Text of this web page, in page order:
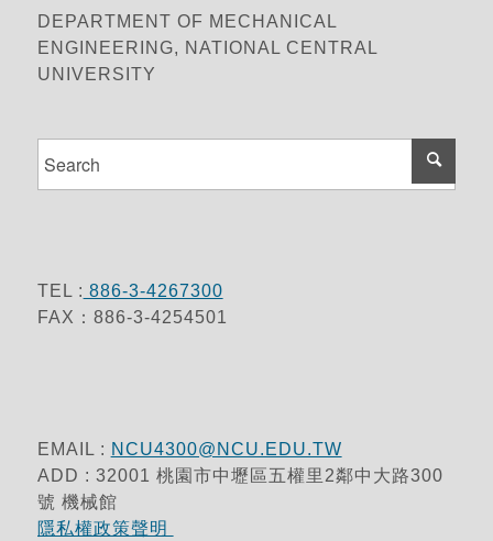
DEPARTMENT OF MECHANICAL
ENGINEERING, NATIONAL CENTRAL
UNIVERSITY
TEL : 886-3-4267300
FAX：886-3-4254501
EMAIL : NCU4300@NCU.EDU.TW
ADD : 32001 桃園市中壢區五權里2鄰中大路300
號 機械館
隱私權政策聲明